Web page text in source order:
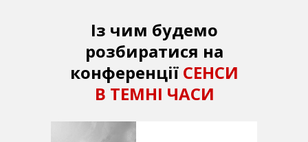
Із чим будемо
розбиратися на
конференції СЕНСИ
В ТЕМНІ ЧАСИ